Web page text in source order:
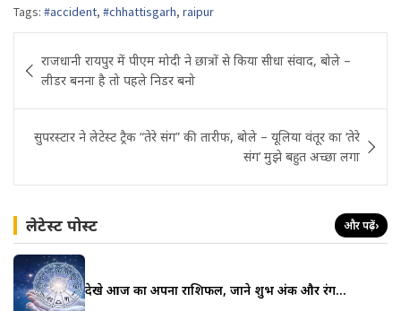
Tags: #accident, #chhattisgarh, raipur
navigation
राजधानी रायपुर में पीएम मोदी ने छात्रों से किया सीधा संवाद, बोले –
लीडर बनना है तो पहले निडर बनो
सुपरस्टार ने लेटेस्ट ट्रैक “तेरे संग” की तारीफ, बोले – यूलिया वंतूर का ‘तेरे
संग’ मुझे बहुत अच्छा लगा
लेटेस्ट पोस्ट और पढ़ें›
देखे आज का अपना राशिफल, जाने शुभ अंक और रंग…